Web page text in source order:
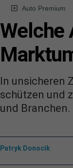
Auto Premium
Welche
In unsicheren
schützen und
und Branchen.
Patryk Donocik